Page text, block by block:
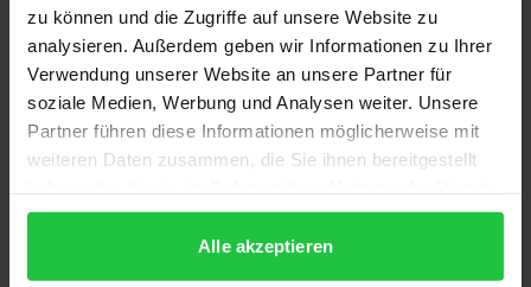
zu können und die Zugriffe auf unsere Website zu
analysieren. Außerdem geben wir Informationen zu Ihrer
Verwendung unserer Website an unsere Partner für
soziale Medien, Werbung und Analysen weiter. Unsere
Partner führen diese Informationen möglicherweise mit
weiteren Daten zusammen, die Sie ihnen bereitgestellt
gesammelt haben.
Alle akzeptieren
ausschließlich als Randfach des Strafrechts gelehrt.
Hinzu kommt, dass es bisher kein Lehrbuch gibt, das
den Versuch einer eigenen dogmatischen
Standortbestimmung des Rechts der
Ordnungswidrigkeiten unternimmt.
führt aus der Perspektive des Verwaltungsrechts
mithilfe von Fällen, Aufbauschemata und Mustern in
das Recht der Ordnungswidrigkeiten ein, ohne